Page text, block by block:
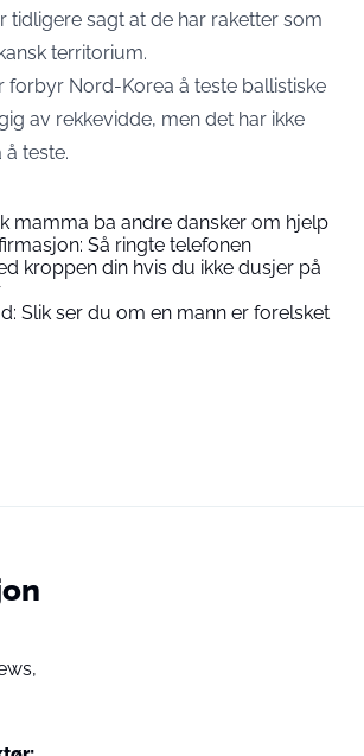
tidligere sagt at de har raketter som
territorium.
forbyr Nord-Korea å teste ballistiske
av rekkevidde, men det har ikke
teste.
mamma ba andre dansker om hjelp
Så ringte telefonen
kroppen din hvis du ikke dusjer på
Slik ser du om en mann er forelsket